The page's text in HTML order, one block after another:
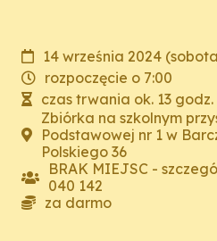
14 września 2024
rozpoczęcie o 7:00
czas trwania ok. 13 godz.
Zbiórka na szkolnym
Podstawowej nr 1 w
Polskiego 36
BRAK MIEJSC -
040 142
za darmo